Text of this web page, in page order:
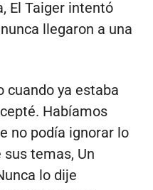
El Taiger intentó
llegaron a una
cuando ya estaba
Habíamos
no podía ignorar lo
sus temas, Un
lo dije